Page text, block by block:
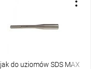
do uziomów SDS MAX